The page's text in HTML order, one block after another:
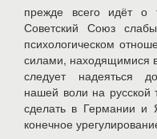
прежде всего идёт о
Советский Союз
психологическом
силами, находящимися
следует надеяться
нашей воли на русской
сделать в Германии
конечное